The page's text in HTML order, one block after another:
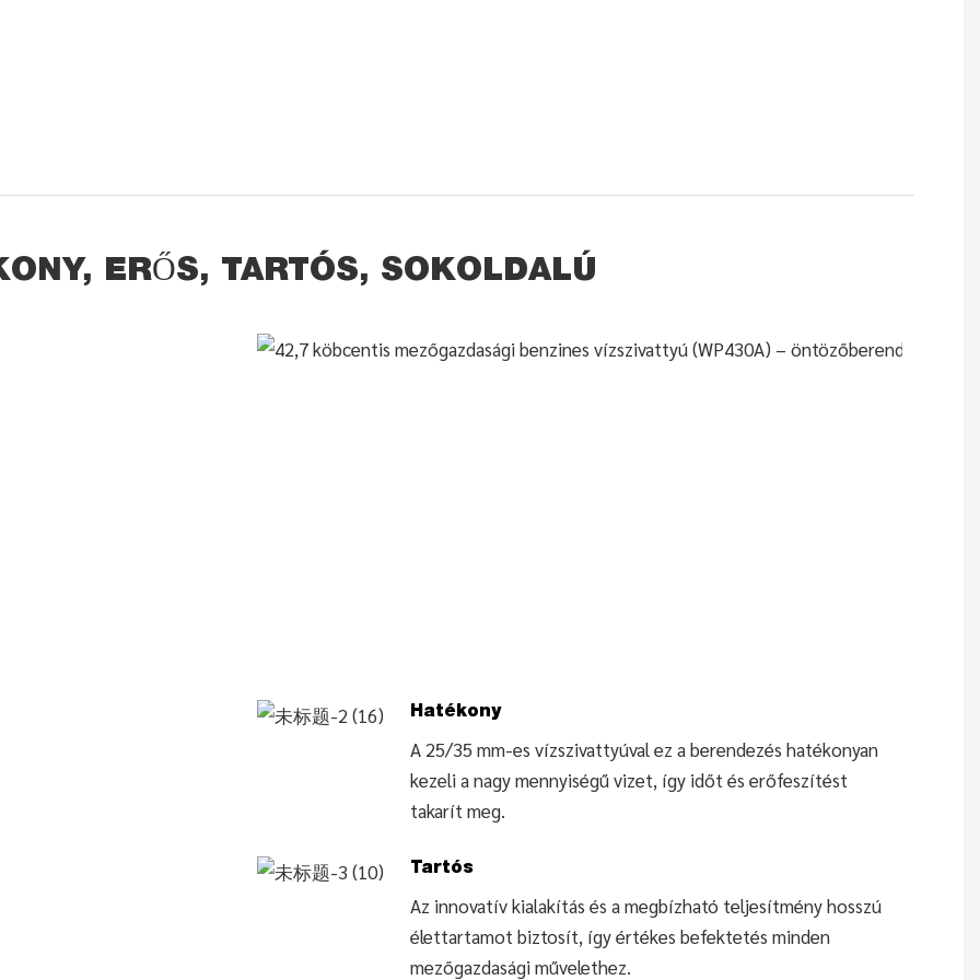
ERŐS, TARTÓS, SOKOLDALÚ
Hatékony
A 25/35 mm-es vízszivattyúval ez a berendezés hatékonyan
kezeli a nagy mennyiségű vizet, így időt és erőfeszítést
takarít meg.
Tartós
Az innovatív kialakítás és a megbízható teljesítmény hosszú
élettartamot biztosít, így értékes befektetés minden
mezőgazdasági művelethez.